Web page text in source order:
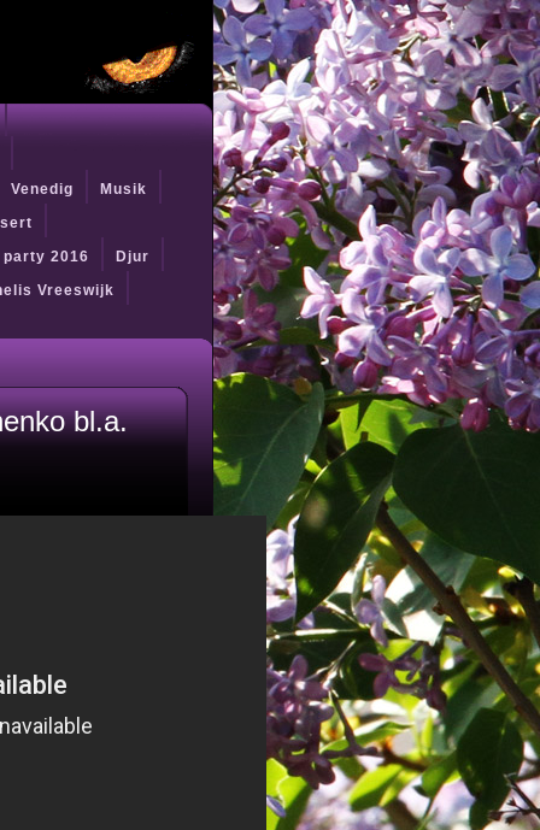
Venedig
Musik
2016
Djur
Vreeswijk
bl.a.